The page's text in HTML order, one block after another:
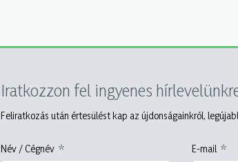
Iratkozzon fel ingyenes
Feliratkozás után értesülést kap az újdonságainkról,
Név / Cégnév E-mail